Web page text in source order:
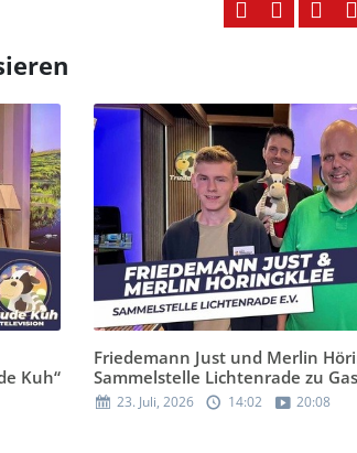
Kuh“
Friedemann Just und Merlin
Sammelstelle Lichtenrade zu
23. Juli, 2026 14:02 20:08